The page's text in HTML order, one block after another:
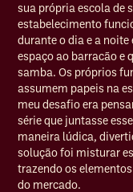
sua própria escola de
estabelecimento
durante o dia e a
espaço ao barracão e
samba. Os próprios
assumem papeis na
meu desafio era
série que juntasse
maneira lúdica,
solução foi misturar
trazendo os
do mercado.